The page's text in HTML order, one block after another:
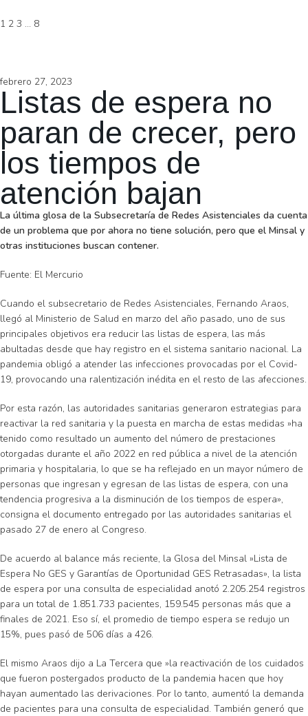
1 2 3 … 8
febrero 27, 2023
Listas de espera no
paran de crecer, pero
los tiempos de
atención bajan
La última glosa de la Subsecretaría de Redes Asistenciales da cuenta
de un problema que por ahora no tiene solución, pero que el Minsal y
otras instituciones buscan contener.
Fuente: El Mercurio
Cuando el subsecretario de Redes Asistenciales, Fernando Araos,
llegó al Ministerio de Salud en marzo del año pasado, uno de sus
principales objetivos era reducir las listas de espera, las más
abultadas desde que hay registro en el sistema sanitario nacional. La
pandemia obligó a atender las infecciones provocadas por el Covid-
19, provocando una ralentización inédita en el resto de las afecciones.
Por esta razón, las autoridades sanitarias generaron estrategias para
reactivar la red sanitaria y la puesta en marcha de estas medidas »ha
tenido como resultado un aumento del número de prestaciones
otorgadas durante el año 2022 en red pública a nivel de la atención
primaria y hospitalaria, lo que se ha reflejado en un mayor número de
personas que ingresan y egresan de las listas de espera, con una
tendencia progresiva a la disminución de los tiempos de espera»,
consigna el documento entregado por las autoridades sanitarias el
pasado 27 de enero al Congreso.
De acuerdo al balance más reciente, la Glosa del Minsal »Lista de
Espera No GES y Garantías de Oportunidad GES Retrasadas», la lista
de espera por una consulta de especialidad anotó 2.205.254 registros
para un total de 1.851.733 pacientes, 159.545 personas más que a
finales de 2021. Eso sí, el promedio de tiempo espera se redujo un
15%, pues pasó de 506 días a 426.
El mismo Araos dijo a La Tercera que »la reactivación de los cuidados
que fueron postergados producto de la pandemia hacen que hoy
hayan aumentado las derivaciones. Por lo tanto, aumentó la demanda
de pacientes para una consulta de especialidad. También generó que